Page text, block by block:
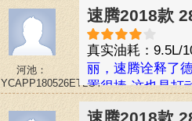
河池：
YCAPP180526ETLGY
速腾2018款
真实油耗：9.5L/
丽，速腾诠释了
置很捧 这也是打
错，正如大家所